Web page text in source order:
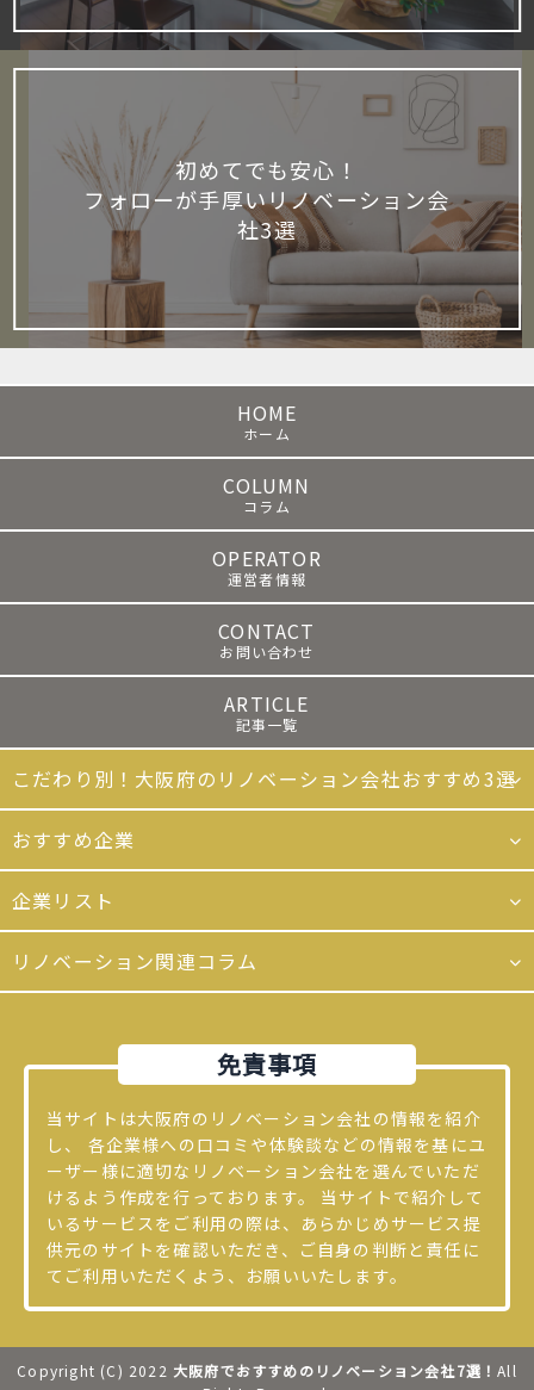
初めてでも安心！
フォローが手厚いリノベーション会
社3選
HOME
COLUMN
OPERATOR
CONTACT
ARTICLE
こだわり別！大阪府のリノベーション会社おすすめ3選
おすすめ企業
企業リスト
リノベーション関連コラム
免責事項
当サイトは大阪府のリノベーション会社の情報を紹介
し、 各企業様への口コミや体験談などの情報を基にユ
ーザー様に適切なリノベーション会社を選んでいただ
けるよう作成を行っております。 当サイトで紹介して
いるサービスをご利用の際は、あらかじめサービス提
供元のサイトを確認いただき、ご自身の判断と責任に
てご利用いただくよう、お願いいたします。
Copyright (C) 2022 大阪府でおすすめのリノベーション会社7選！All